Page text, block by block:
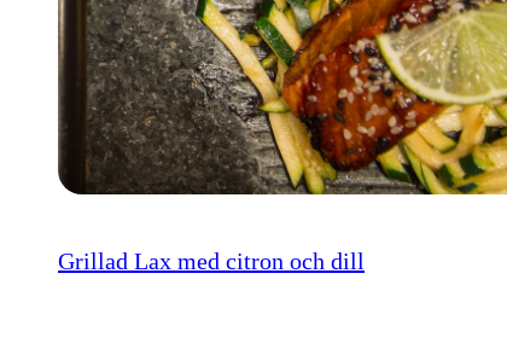
Grillad Lax med citron och dill